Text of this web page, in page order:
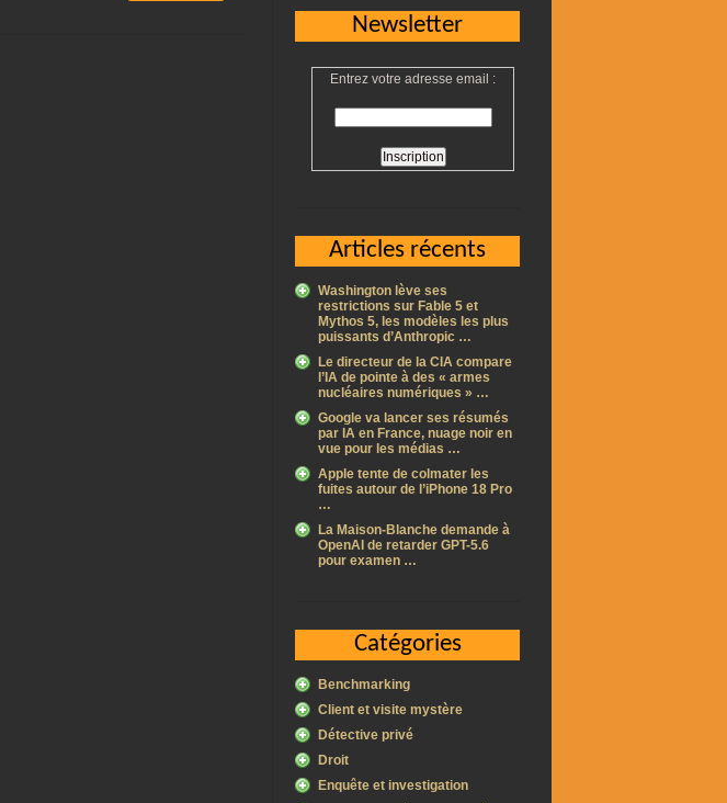
Newsletter
Entrez votre adresse email :
Articles récents
Washington lève ses
restrictions sur Fable 5 et
Mythos 5, les modèles les plus
puissants d’Anthropic …
Le directeur de la CIA compare
l’IA de pointe à des « armes
nucléaires numériques » …
Google va lancer ses résumés
par IA en France, nuage noir en
vue pour les médias …
Apple tente de colmater les
fuites autour de l’iPhone 18 Pro
…
La Maison-Blanche demande à
OpenAI de retarder GPT-5.6
pour examen …
Catégories
Benchmarking
Client et visite mystère
Détective privé
Droit
Enquête et investigation